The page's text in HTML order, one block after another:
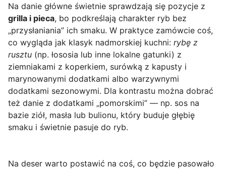
Na danie główne świetnie sprawdzają się pozycje z
grilla i pieca, bo podkreślają charakter ryb bez
„przysłaniania” ich smaku. W praktyce zamówcie coś,
co wygląda jak klasyk nadmorskiej kuchni: rybę z
rusztu (np. łososia lub inne lokalne gatunki) z
ziemniakami z koperkiem, surówką z kapusty i
marynowanymi dodatkami albo warzywnymi
dodatkami sezonowymi. Dla kontrastu można dobrać
też danie z dodatkami „pomorskimi” — np. sos na
bazie ziół, masła lub bulionu, który buduje głębię
smaku i świetnie pasuje do ryb.
Na deser warto postawić na coś, co będzie pasowało